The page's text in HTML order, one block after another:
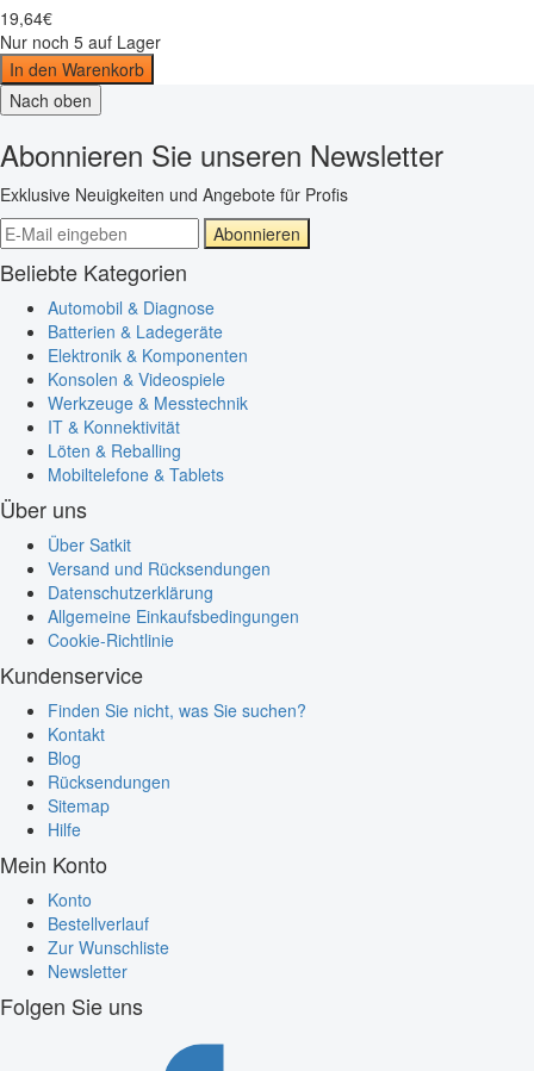
19,64€
Nur noch 5 auf Lager
In den Warenkorb
Nach oben
Abonnieren Sie unseren Newsletter
Exklusive Neuigkeiten und Angebote für Profis
Abonnieren
Beliebte Kategorien
Automobil & Diagnose
Batterien & Ladegeräte
Elektronik & Komponenten
Konsolen & Videospiele
Werkzeuge & Messtechnik
IT & Konnektivität
Löten & Reballing
Mobiltelefone & Tablets
Über uns
Über Satkit
Versand und Rücksendungen
Datenschutzerklärung
Allgemeine Einkaufsbedingungen
Cookie-Richtlinie
Kundenservice
Finden Sie nicht, was Sie suchen?
Kontakt
Blog
Rücksendungen
Sitemap
Hilfe
Mein Konto
Konto
Bestellverlauf
Zur Wunschliste
Newsletter
Folgen Sie uns